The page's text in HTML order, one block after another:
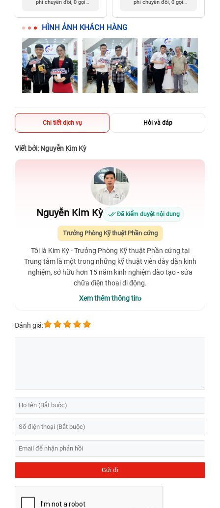
phí chuyển đổi, 0 gọi
phí chuyển đổi, 0 gọi
HÌNH ẢNH KHÁCH HÀNG
Chi tiết dịch vụ Hỏi và đáp
Viết bởi: Nguyễn Kim Kỳ
Nguyễn Kim Kỳ Đã kiểm duyệt nội dung
Trưởng Phòng Kỹ thuật Phần cứng
Tôi là Kim Kỳ - Trưởng Phòng Kỹ thuật Phần cứng tại
Trung tâm là một trong những kỹ thuật viên dày dặn kinh
nghiệm, sở hữu hơn 15 năm kinh nghiệm đào tạo - sửa
chữa điện thoại di động.
Xem thêm thông tin
Đánh giá: